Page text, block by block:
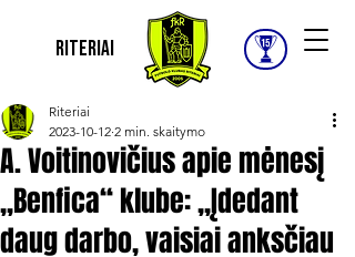
Riteriai
A. Voitinovičius apie mėnesį
„Benfica“ klube: „Įdedant
daug darbo, vaisiai anksčiau
Riteriai
2023-10-12 2 min. skaitymo